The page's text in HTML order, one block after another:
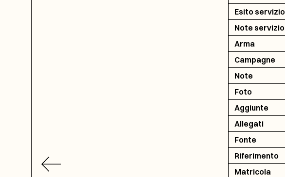
Esito servizio
Note servizio
Arma
Campagne
Note
Foto
Aggiunte
Allegati
Fonte
Riferimento
Matricola